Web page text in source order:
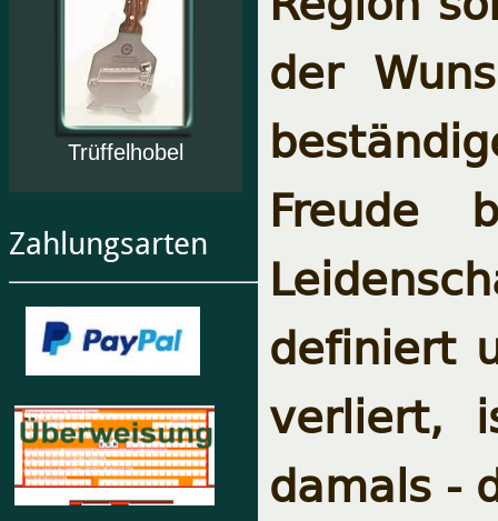
Trüffelhobel
Zahlungsarten
der
Freude
definiert
verliert,
damals -